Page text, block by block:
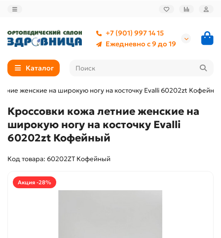
+7 (901) 997 14 15
Ежедневно с 9 до 19
Каталог
женские на широкую ногу на косточку Evalli 60202zt
Кроссовки кожа летние женские на
широкую ногу на косточку Evalli
60202zt Кофейный
Код товара: 60202ZT Кофейный
Акция -28%